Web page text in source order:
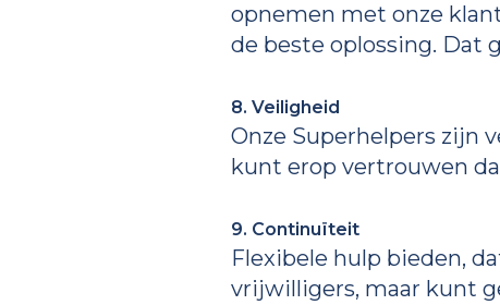
opnemen met onze
de beste oplossing. Dat
8. Veiligheid
Onze Superhelpers zijn
kunt erop vertrouwen
9. Continuïteit
Flexibele hulp bieden,
vrijwilligers, maar kunt